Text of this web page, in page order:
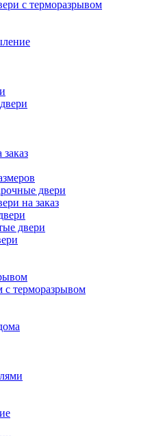
с терморазрывом
двери
на заказ
двери
с терморазрывом